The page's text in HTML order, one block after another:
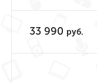
33 990 руб.